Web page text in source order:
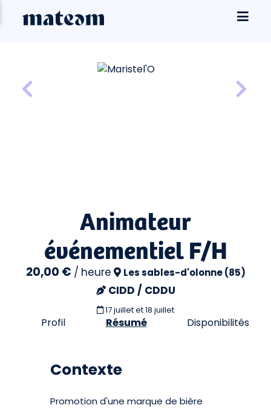
Animateur
événementiel F/H
20,00 € / heure Les sables-d'olonne (85)
CIDD / CDDU
17 juillet et 18 juillet
Profil Résumé Disponibilités
Contexte
Promotion d'une marque de bière